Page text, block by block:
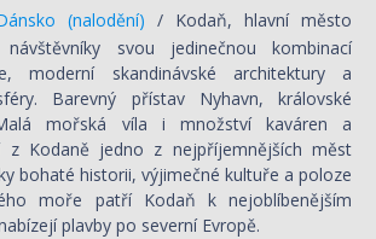
(nalodění) / Kodaň, hlavní město
svou jedinečnou kombinací
moderní skandinávské architektury a
Barevný přístav Nyhavn, královské
mořská víla i množství kaváren a
z Kodaně jedno z nejpříjemnějších měst
bohaté historii, výjimečné kultuře a poloze
moře patří Kodaň k nejoblíbenějším
plavby po severní Evropě.